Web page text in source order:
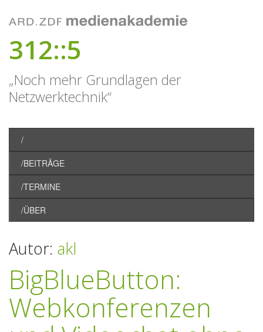
312::5
„Noch mehr Grundlagen der
Netzwerktechnik“
/
/BEITRÄGE
/TERMINE
/ÜBER
Autor: akl
BigBlueButton:
Webkonferenzen